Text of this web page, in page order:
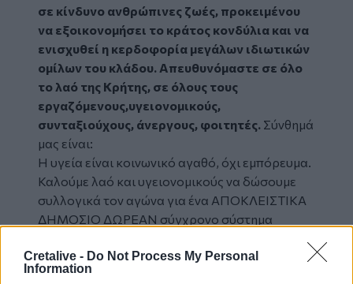
Cretalive - Do Not Process My Personal
Information
σε κίνδυνο ανθρώπινες ζωές, προκειμένου
να εξοικονομήσει το κράτος κονδύλια και να
ενισχυθεί η κερδοφορία μεγάλων ιδιωτικών
ομίλων του κλάδου. Απευθυνόμαστε σε όλο
το λαό της Κρήτης, σε όλους τους
εργαζόμενους,υγειονομικούς,
συνταξιούχους, άνεργους, φοιτητές. Σύνθημά
μας είναι:
Η υγεία είναι κοινωνικό αγαθό, όχι εμπόρευμα.
Καλούμε λαό και υγειονομικούς να δώσουμε
συλλογικά τον αγώνα για ένα ΑΠΟΚΛΕΙΣΤΙΚΆ
ΔΗΜΌΣΙΟ ΔΩΡΕΆΝ σύγχρονο σύστημα
ανάγκες, αξιοποιώντας τις εξελίξεις της
επιστήμης.